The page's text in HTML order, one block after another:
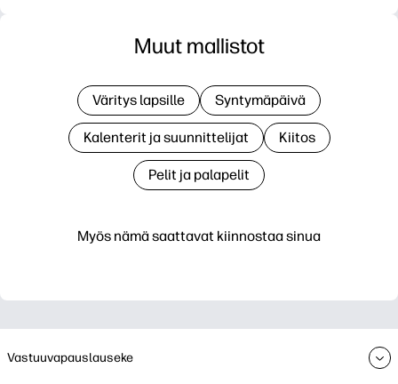
Myös nämä saattavat kiinnostaa sinua
Muut mallistot
Väritys lapsille Syntymäpäivä
Kalenterit ja suunnittelijat Kiitos
Pelit ja palapelit
Vastuuvapauslauseke